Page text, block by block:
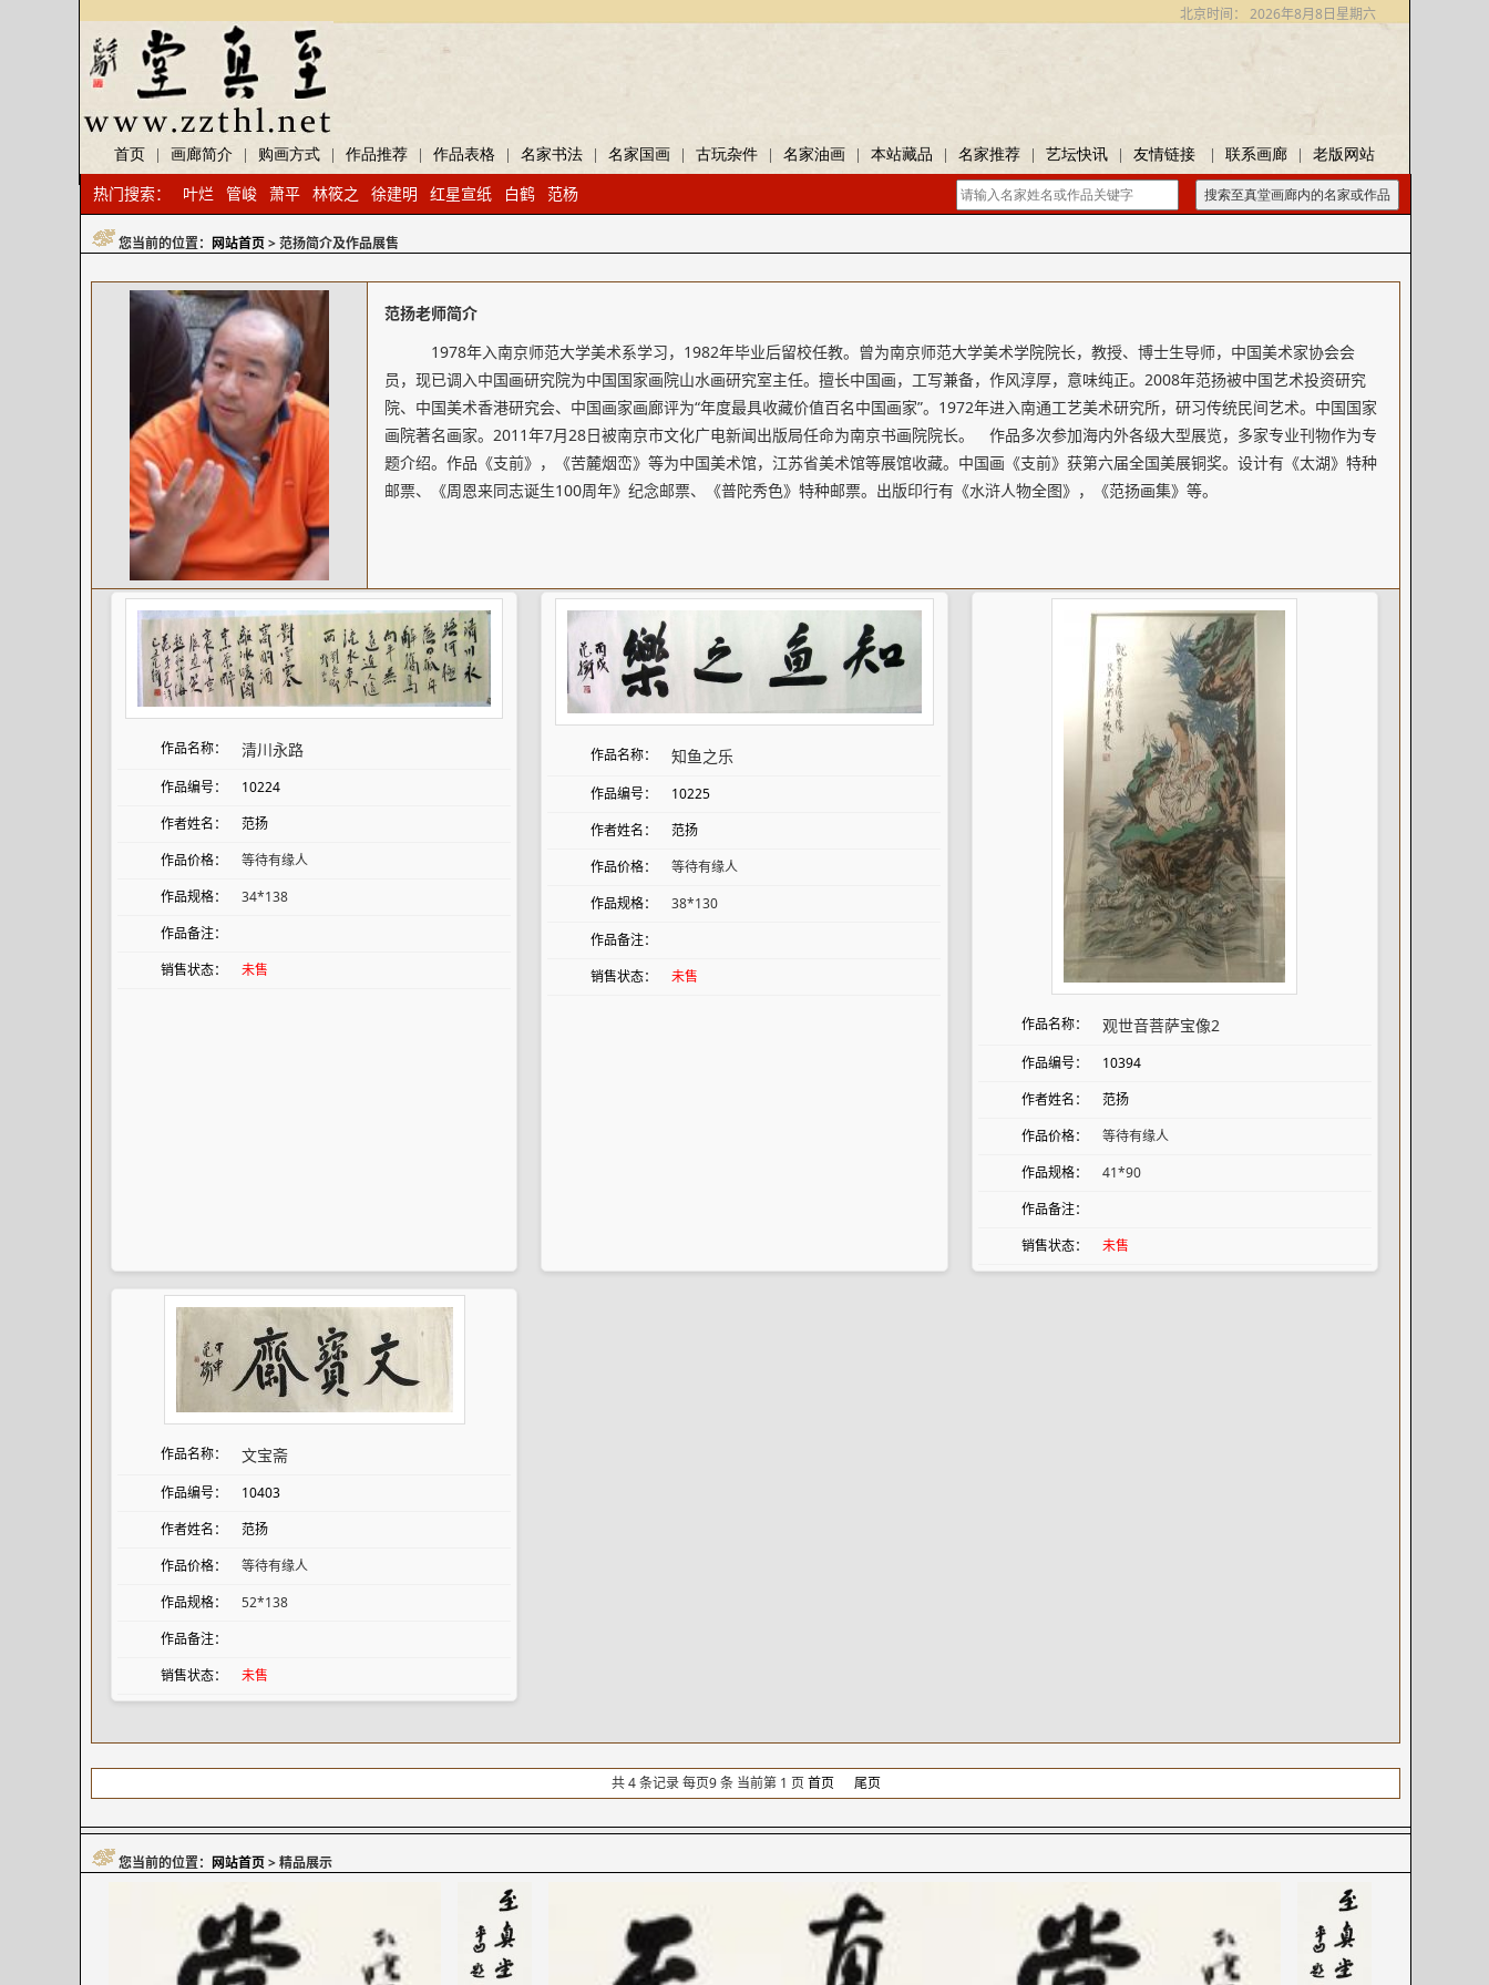
北京时间： 2026年8月8日星期六
首页 画廊简介 购画方式 作品推荐 作品表格 名家书法 名家国画 古玩杂件 名家油画 本站藏品 名家推荐 艺坛快讯 友情链接 联系画廊 老版网站
热门搜索： 叶烂 管峻 萧平 林筱之 徐建明 红星宣纸 白鹤 范杨 搜索至真堂画廊内的名家或作品
您当前的位置： 网站首页> 范扬简介及作品展售
范扬老师简介
1978年入南京师范大学美术系学习，1982年毕业后留校任教。曾为南京师范大学美术学院院长，教授、博士生导师，中国美术家协会会
员，现已调入中国画研究院为中国国家画院山水画研究室主任。擅长中国画，工写兼备，作风淳厚，意味纯正。2008年范扬被中国艺术投资研究
院、中国美术香港研究会、中国画家画廊评为“年度最具收藏价值百名中国画家”。1972年进入南通工艺美术研究所，研习传统民间艺术。中国国家
画院著名画家。2011年7月28日被南京市文化广电新闻出版局任命为南京书画院院长。 作品多次参加海内外各级大型展览，多家专业刊物作为专
题介绍。作品《支前》，《苦麓烟峦》等为中国美术馆，江苏省美术馆等展馆收藏。中国画《支前》获第六届全国美展铜奖。设计有《太湖》特种
邮票、《周恩来同志诞生100周年》纪念邮票、《普陀秀色》特种邮票。出版印行有《水浒人物全图》，《范扬画集》等。
作品名称： 清川永路
作品编号：
10224
作者姓名：
范扬
作品价格：
等待有缘人
作品规格：
34*138
作品备注：
销售状态：
未售
作品名称： 知鱼之乐
作品编号：
10225
作者姓名：
范扬
作品价格：
等待有缘人
作品规格：
38*130
作品备注：
销售状态：
未售
作品名称： 观世音菩萨宝像2
作品编号：
10394
作者姓名：
范扬
作品价格：
等待有缘人
作品规格：
41*90
作品备注：
销售状态：
未售
作品名称： 文宝斋
作品编号：
10403
作者姓名：
范扬
作品价格：
等待有缘人
作品规格：
52*138
作品备注：
销售状态：
未售
共 4 条记录 每页9 条 当前第 1 页首页 尾页
您当前的位置： 网站首页> 精品展示